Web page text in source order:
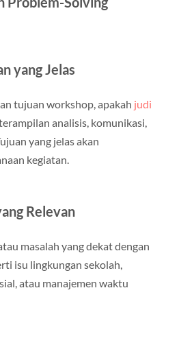
yang Jelas
tujuan workshop, apakah judi
analisis, komunikasi,
yang jelas akan
kegiatan.
Relevan
masalah yang dekat dengan
isu lingkungan sekolah,
atau manajemen waktu